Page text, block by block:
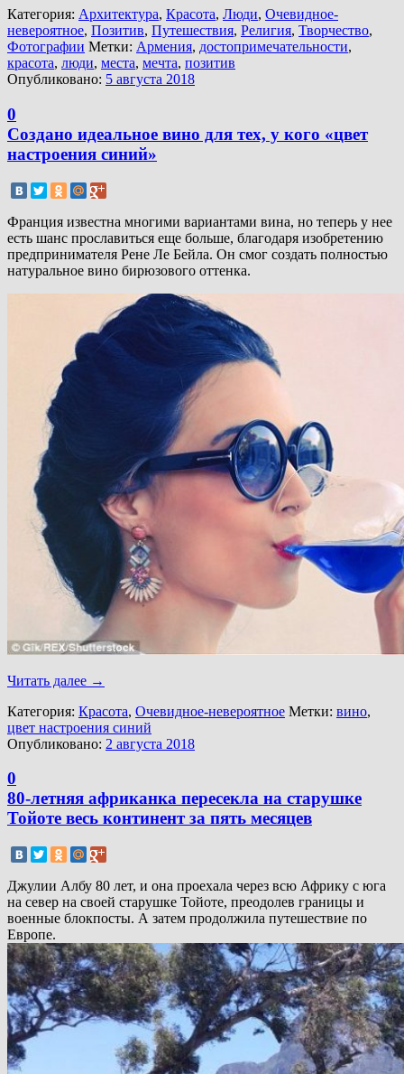
Категория: Архитектура, Красота, Люди, Очевидное-
невероятное, Позитив, Путешествия, Религия, Творчество,
Фотографии Метки: Армения, достопримечательности,
красота, люди, места, мечта, позитив
Опубликовано: 5 августа 2018
0
Создано идеальное вино для тех, у кого «цвет
настроения синий»
Франция известна многими вариантами вина, но теперь у нее
есть шанс прославиться еще больше, благодаря изобретению
предпринимателя Рене Ле Бейла. Он смог создать полностью
натуральное вино бирюзового оттенка.
Читать далее →
Категория: Красота, Очевидное-невероятное Метки: вино,
цвет настроения синий
Опубликовано: 2 августа 2018
0
80-летняя африканка пересекла на старушке
Тойоте весь континент за пять месяцев
Джулии Албу 80 лет, и она проехала через всю Африку с юга
на север на своей старушке Тойоте, преодолев границы и
военные блокпосты. А затем продолжила путешествие по
Европе.